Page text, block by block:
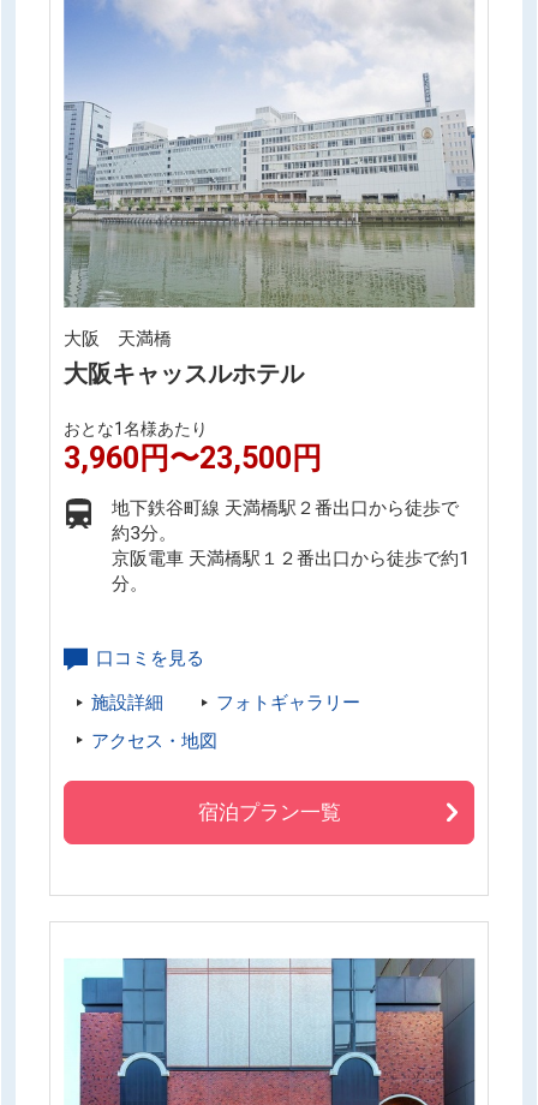
大阪 天満橋
大阪キャッスルホテル
おとな1名様あたり
3,960円〜23,500円
地下鉄谷町線 天満橋駅２番出口から徒歩で
約3分。
京阪電車 天満橋駅１２番出口から徒歩で約1
分。
口コミを見る
施設詳細
フォトギャラリー
アクセス・地図
宿泊プラン一覧